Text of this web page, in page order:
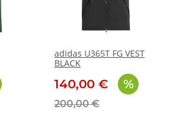
adidas U365T FG VEST
BLACK
140,00 €
200,00 €